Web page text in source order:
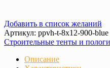
Добавить в список желаний
Артикул: ppvh-t-8х12-900-blue
Строительные тенты и пологи
Описание